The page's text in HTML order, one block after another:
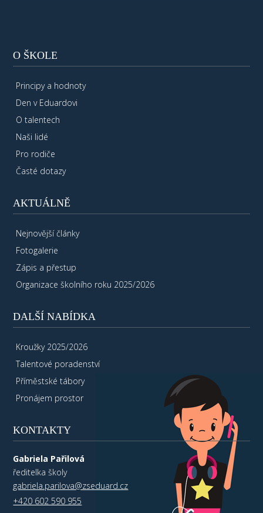
O ŠKOLE
Principy a hodnoty
Den v Eduardovi
O talentech
Naši lidé
Pro rodiče
Časté dotazy
AKTUÁLNĚ
Nejnovější články
Fotogalerie
Zápis a přestup
Organizace školního roku 2025/2026
DALŠÍ NABÍDKA
Kroužky 2025/2026
Talentové poradenství
Příměstské tábory
Pronájem prostor
KONTAKTY
Gabriela Pařilová
ředitelka školy
gabriela.parilova@zseduard.cz
+420 602 590 955